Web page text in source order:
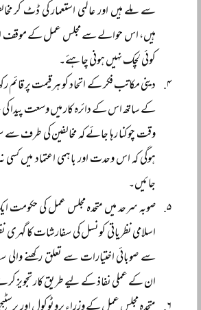
سے ملے ہیں اور عالمی استعمار کی ڈٹ کر
ہیں، اس حوالے سے مجلس عمل کے موقف اور
کوئی لچک نہیں ہونی چاہئے۔
دینی مکاتب فکر کے اتحاد کو ہر قیمت پر قائم
کے ساتھ اس کے دائرہ کار میں وسعت
وقت چوکنا رہا جائے کہ مخالفین کی
ہوگی کہ اس وحدت اور باہمی اعتماد میں
جائیں۔
صوبہ سرحد میں متحدہ مجلس عمل کی حکومت
اسلامی نظریاتی کونسل کی سفارشات کا
سے صوبائی اختیارات سے تعلق رکھنے
ان کے عملی نفاذ کے لیے طریق کار تجویز